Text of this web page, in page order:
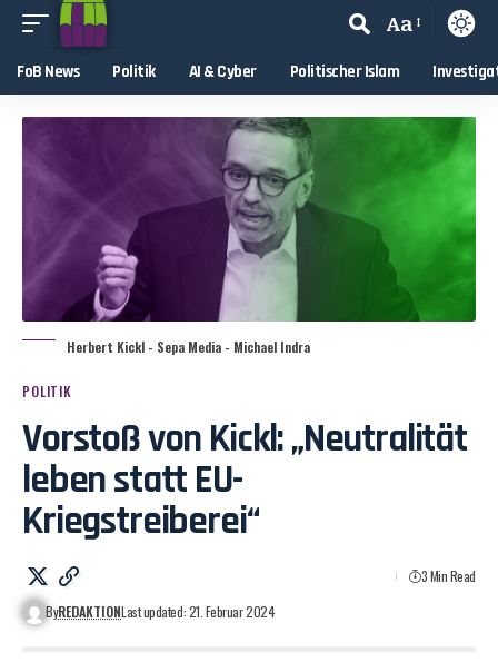
Aa
FoB News Politik AI & Cyber Politischer Islam
Herbert Kickl - Sepa Media - Michael Indra
POLITIK
Vorstoß von Kickl: „Neutralität
leben statt EU-
Kriegstreiberei“
ByREDAKTIONLast updated: 21. Februar 2024
3 Min Read